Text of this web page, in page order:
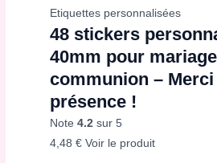
Etiquettes personnalisées
48 stickers
40mm pour
communion –
présence !
Note4.2 sur 5
4,48€ Voir le produit